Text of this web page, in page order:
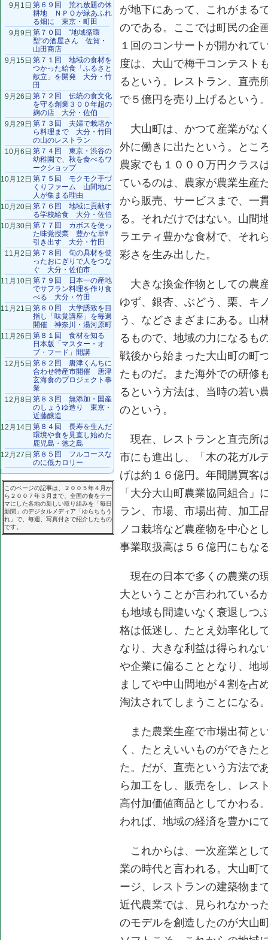
9月1日 第６９回 荒れ放題の休
耕地 ＮＰＯが緑あふれ
る畑に 東京・町田
9月9日 第７０回 “地域循環
型”の酒屋さん 佐賀・
山田商店
9月15日 第７１回 地域の食材を
つかった給食「ふるさと
献立」を開発 大分・竹
田
9月26日 第７２回 伝統の食文化
を守る創業３００年超の
麹の店 大分・佐伯
9月29日 第７３回 夫婦で栽培か
ら料理まで 大分・竹田
の山のレストラン
10月6日 第７４回 東京・渋谷の
幼稚園で、秋を食べるワ
ークショップ
10月12日 第７５回 モクモク手づ
くりファーム 山間地に
人が集まる理由
10月20日 第７６回 地域に貢献す
る学校給食 大分・佐伯
10月30日 第７７回 カボスを使っ
た味覚授業 豊かな阜ｻ
引き出す 大分・竹田
11月2日 第７８回 旬の具材を使
ったおにぎりで人をつな
ぐ 大分・佐伯市
11月10日 第７９回 日本一の産地
でサフラン料理を作り食
べる 大分・竹田
11月21日 第８０回 大学誘致を目
指し「味覚講座」を毎週
開催 神奈川・湯河原町
11月26日 第８１回 食材を知る
日本版「マスター・オ
ブ・フード」開講
12月5日 第８２回 唐津くんちに
合わせ特産市開催 唐津
玄海食のプロジェクト事
業
12月8日 第８３回 無添加・国産
のしょうゆ造り 東京・
近藤醸造
12月14日 第８４回 長寿を生んだ
環境や食を見直し始めた
鹿児島・徳之島
12月27日 第８５回 フルコースな
のに低カロリー
このページの記事は、２００５年４月か
ら２００７年３月まで、全国の食をテー
マにした各地の新しい取り組みを「毎日
新聞」のデジタルメディア「ゆらちもう
れ」で、毎週、写真付きで紹介したもの
です。
が地下にあって、これがまる
のである。ここでは町民の企
１回のコンサートが開かれて
度は、大山で梅干コンテスト
るという。レストラン、直売
で５億円を売り上げるという
大山町は、かつて産業がな
外に働きに出たという。とこ
農家でも１０００万円クラス
ているのは、農家が農業生産
から販売、サービスまで、一
る。それだけではない。山間
ラエティ豊かな食材で、それ
彩さを生み出した。
大きな換金作物としての農
ゆず、銀杏、ぶどう、栗、キ
う、などさまざまにある。山
るもので、地域の力になるも
戦後から始まった大山町の町
たものだ。また海外での研修
るという方法は、当時の若い
のという。
現在、レストランと直売所
市にも進出し、「木の花ガル
げは約１６億円。年間購買客
「大分大山町農業協同組合」
ラン、市場、市場出荷、加工
ノコ栽培など農産物を中心と
事業取扱高は５６億円にもな
現在の日本で多くの農業の
大ということが言われている
も地域も間違いなく衰退しつ
格は低迷し、たとえ効率化し
なり、大きな利益は得られな
や企業に偏ることとなり、地
ましてや中山間地が４割を占
淘汰されてしまうことになる
また農業生産で市場出荷と
く、たとえいいものができた
た。だが、直売という方法で
ら加工をし、販売をし、レス
高付加価値商品としてかわる
われば、地域の経済を豊かに
これからは、一次産業とし
業の時代と言われる。大山町
ージ、レストランの建築物ま
近代農業では、見られなかっ
のモデルを創造したのが大山